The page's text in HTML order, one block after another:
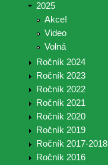
2025
Akce!
Video
Volná
Ročník 2024
Ročník 2023
Ročník 2022
Ročník 2021
Ročník 2020
Ročník 2019
Ročník 2017-2018
Ročník 2016